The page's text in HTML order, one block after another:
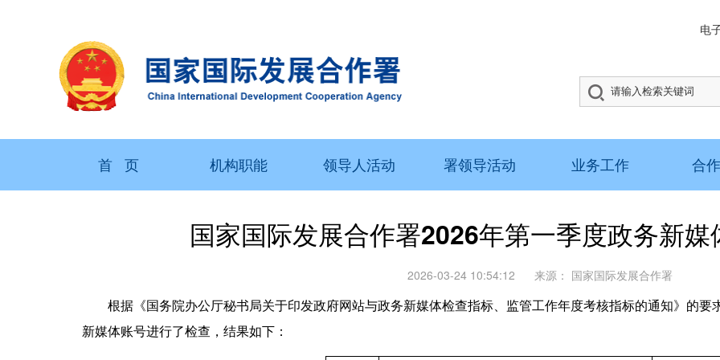
电
首 页 机构职能 领导人活动 署领导活动 业务工作 合
国家国际发展合作署2026年第一季度政务新
2026-03-24 10:54:12 来源： 国家国际发展合作署
根据《国务院办公厅秘书局关于印发政府网站与政务新媒体检查指标、监管工作年度考核指标的通知》的要
新媒体账号进行了检查，结果如下：